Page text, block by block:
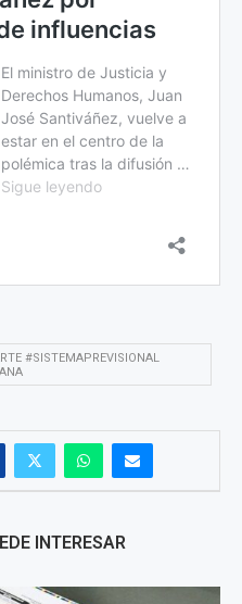
#SISTEMAPREVISIONAL
INTERESAR